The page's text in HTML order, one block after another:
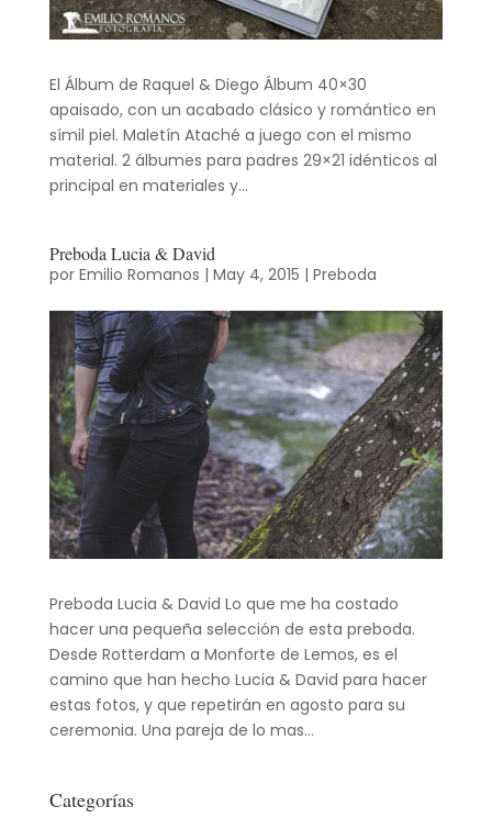
El Álbum de Raquel & Diego Álbum 40×30
apaisado, con un acabado clásico y romántico en
símil piel. Maletín Ataché a juego con el mismo
material. 2 álbumes para padres 29×21 idénticos al
principal en materiales y...
Preboda Lucia & David
por Emilio Romanos | May 4, 2015 | Preboda
Preboda Lucia & David Lo que me ha costado
hacer una pequeña selección de esta preboda.
Desde Rotterdam a Monforte de Lemos, es el
camino que han hecho Lucia & David para hacer
estas fotos, y que repetirán en agosto para su
ceremonia. Una pareja de lo mas...
Categorías